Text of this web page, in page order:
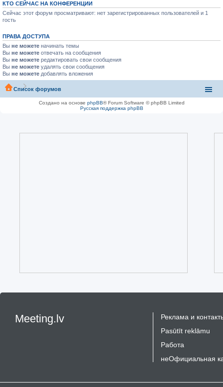
КТО СЕЙЧАС НА КОНФЕРЕНЦИИ
Сейчас этот форум просматривают: нет зарегистрированных пользователей и 1
гость
ПРАВА ДОСТУПА
Вы не можете начинать темы
Вы не можете отвечать на сообщения
Вы не можете редактировать свои сообщения
Вы не можете удалять свои сообщения
Вы не можете добавлять вложения
Список форумов
Создано на основе phpBB® Forum Software © phpBB Limited
Русская поддержка phpBB
Meeting.lv
Реклама и
Pasūtīt reklāmu
Работа
неОфициальная